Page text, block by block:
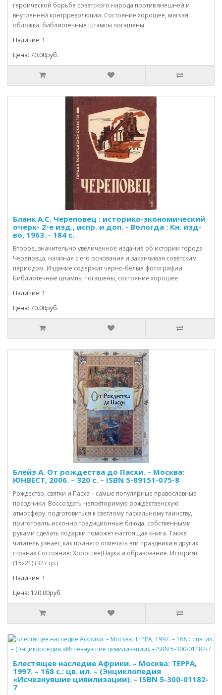
героической борьбе советского народа против внешней и
внутренней контрреволюции. Состояние хорошее, мягкая
обложка, библиотечные штампы погашены.
Наличие: 1
Цена: 70.00руб.
Бланк А.С. Череповец : историко-экономический
очерк- 2-е изд., испр. и доп. - Вологда : Кн. изд-
во, 1963. - 184 с.
Второе, значительно увеличенное издание об истории города
Череповца, начиная с его основания и заканчивая советским
периодом. Издание содержит черно-белые фотографии.
Библиотечные штампы погашены, состояние хорошее
Наличие: 1
Цена: 70.00руб.
Блейз А. От рождества до Пасхи. – Москва:
ЮНВЕСТ, 2006. – 320 с. – ISBN 5-89151-075-8
Рождество, святки и Пасха – самые популярные православные
праздники. Воссоздать неповторимую рождественскую
атмосферу, подготовиться к светлому пасхальному таинству,
приготовить исконно традиционные блюда, собственными
руками сделать подарки поможет настоящая книга. Также
читатель узнает, как принято отмечать эти праздники в других
странах.Состояние: Хорошее(Наука и образование. История)
(15х21) (327 гр.)
Наличие: 1
Цена: 120.00руб.
Блестящее наследие Африки. – Москва: ТЕРРА,
1997. – 168 с.: цв. ил. – (Энциклопедия
«Исчезнувшие цивилизации). – ISBN 5-300-01182-
7